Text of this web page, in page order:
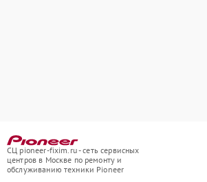
СЦ pioneer-fixim.ru - сеть сервисных
центров в Москве по ремонту и
обслуживанию техники Pioneer